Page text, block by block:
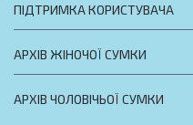
ПІДТРИМКА КОРИСТУВАЧА
АРХІВ ЖІНОЧОЇ СУМКИ
АРХІВ ЧОЛОВІЧЬОЇ СУМКИ